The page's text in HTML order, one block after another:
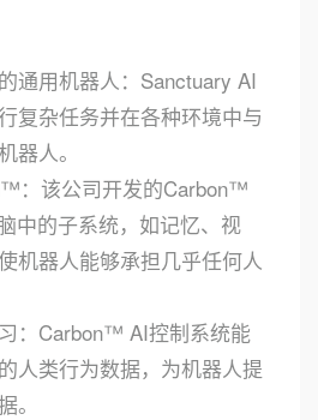
通用机器人：Sanctuary AI
复杂任务并在各种环境中与
器人。
：该公司开发的Carbon™
中的子系统，如记忆、视
机器人能够承担几乎任何人
：Carbon™ AI控制系统能
人类行为数据，为机器人提
。